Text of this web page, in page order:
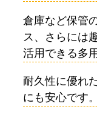
倉庫など保管
ス、さらには
活用できる多
耐久性に優れ
にも安心です。